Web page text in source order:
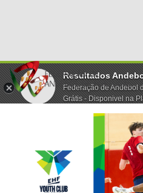
Resultados
Federação de Andebol
Grátis - Disponivel na